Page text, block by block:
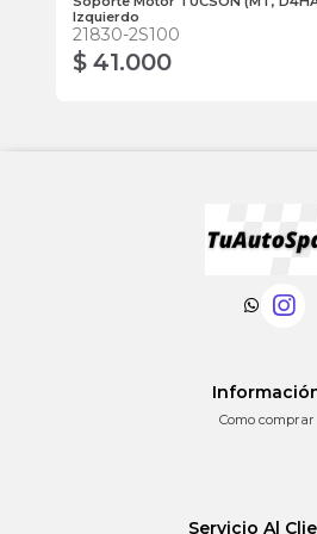
Izquierdo
21830-2S100
$ 41.000
Como comprar
Servicio Al